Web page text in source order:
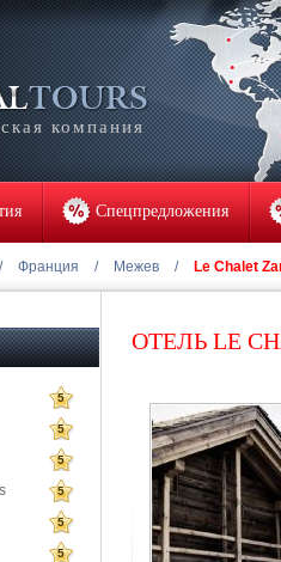
компания
Спецпредложения
/ Франция / Межев / Le Chalet
5
5
5
5
5
5
ОТЕЛЬ LE